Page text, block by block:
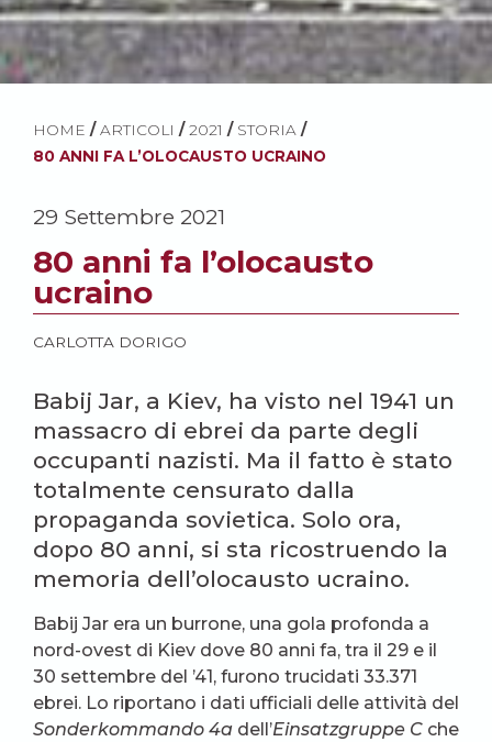
HOME / ARTICOLI / 2021 / STORIA /
80 ANNI FA L’OLOCAUSTO UCRAINO
29 Settembre 2021
80 anni fa l’olocausto
ucraino
CARLOTTA DORIGO
Babij Jar, a Kiev, ha visto nel 1941 un
massacro di ebrei da parte degli
occupanti nazisti. Ma il fatto è stato
totalmente censurato dalla
propaganda sovietica. Solo ora,
dopo 80 anni, si sta ricostruendo la
memoria dell’olocausto ucraino.
Babij Jar era un burrone, una gola profonda a
nord-ovest di Kiev dove 80 anni fa, tra il 29 e il
30 settembre del ’41, furono trucidati 33.371
ebrei. Lo riportano i dati ufficiali delle attività del
Sonderkommando 4a dell’Einsatzgruppe C che